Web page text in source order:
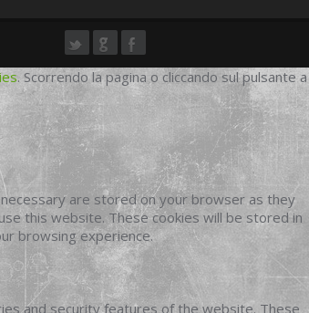
. Scorrendo la pagina o cliccando sul pulsante a
are stored on your browser as they
this website. These cookies will be stored in
browsing experience.
and security features of the website. These